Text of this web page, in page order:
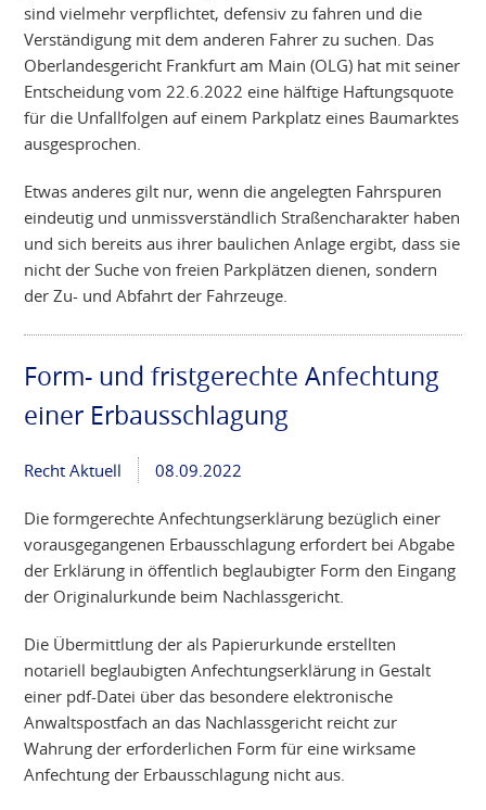
sind vielmehr verpflichtet, defensiv zu fahren und die
Verständigung mit dem anderen Fahrer zu suchen. Das
Oberlandesgericht Frankfurt am Main (OLG) hat mit seiner
Entscheidung vom 22.6.2022 eine hälftige Haftungsquote
für die Unfallfolgen auf einem Parkplatz eines Baumarktes
ausgesprochen.
Etwas anderes gilt nur, wenn die angelegten Fahrspuren
eindeutig und unmissverständlich Straßencharakter haben
und sich bereits aus ihrer baulichen Anlage ergibt, dass sie
nicht der Suche von freien Parkplätzen dienen, sondern
der Zu- und Abfahrt der Fahrzeuge.
Form- und fristgerechte Anfechtung
einer Erbausschlagung
Recht Aktuell 08.09.2022
Die formgerechte Anfechtungserklärung bezüglich einer
vorausgegangenen Erbausschlagung erfordert bei Abgabe
der Erklärung in öffentlich beglaubigter Form den Eingang
der Originalurkunde beim Nachlassgericht.
Die Übermittlung der als Papierurkunde erstellten
notariell beglaubigten Anfechtungserklärung in Gestalt
einer pdf-Datei über das besondere elektronische
Anwaltspostfach an das Nachlassgericht reicht zur
Wahrung der erforderlichen Form für eine wirksame
Anfechtung der Erbausschlagung nicht aus.